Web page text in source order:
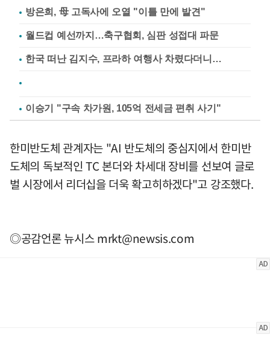
방은희, 母 고독사에 오열 "이틀 만에 발견"
월드컵 예선까지…축구협회, 심판 성접대 파문
한국 떠난 김지수, 프라하 여행사 차렸다더니…
이승기 "구속 차가원, 105억 전세금 편취 사기"
한미반도체 관계자는 "AI 반도체의 중심지에서 한미반
도체의 독보적인 TC 본더와 차세대 장비를 선보여 글로
벌 시장에서 리더십을 더욱 확고히하겠다"고 강조했다.
◎공감언론 뉴시스mrkt@newsis.com